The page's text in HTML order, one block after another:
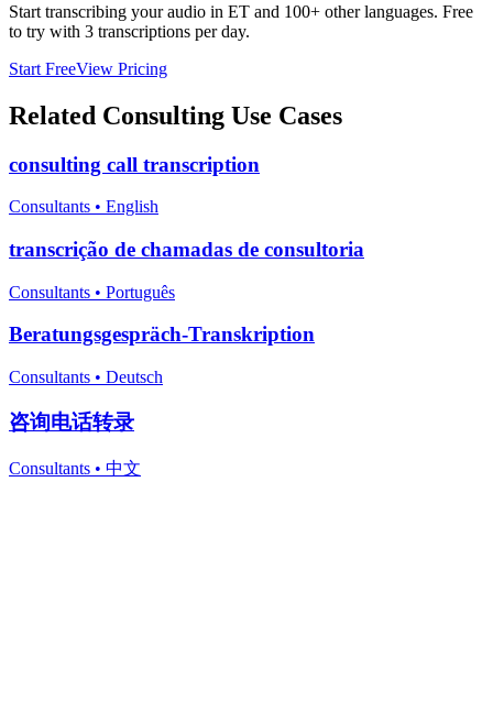
Start transcribing your audio in ET and 100+ other languages. Free
to try with 3 transcriptions per day.
Start FreeView Pricing
Related Consulting Use Cases
consulting call transcription
Consultants • English
transcrição de chamadas de consultoria
Consultants • Português
Beratungsgespräch-Transkription
Consultants • Deutsch
咨询电话转录
Consultants • 中文